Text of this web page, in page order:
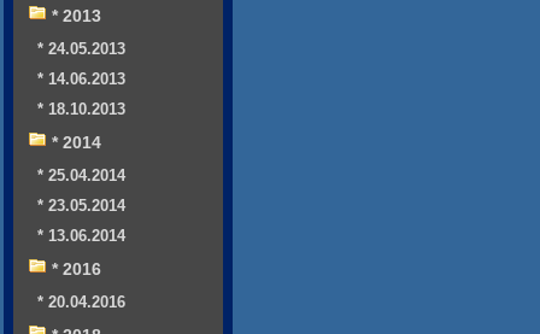
* 2013
* 24.05.2013
* 14.06.2013
* 18.10.2013
* 2014
* 25.04.2014
* 23.05.2014
* 13.06.2014
* 2016
* 20.04.2016